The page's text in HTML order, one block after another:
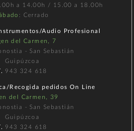
a 14.00h / 15.00 a 18.00h
: Cerrado
Audio Profesional
del Carmen, 7
- San Sebastián
Guipúzcoa
943 324 618
Recogida pedidos On Line
del Carmen, 39
- San Sebastián
Guipúzcoa
943 324 618